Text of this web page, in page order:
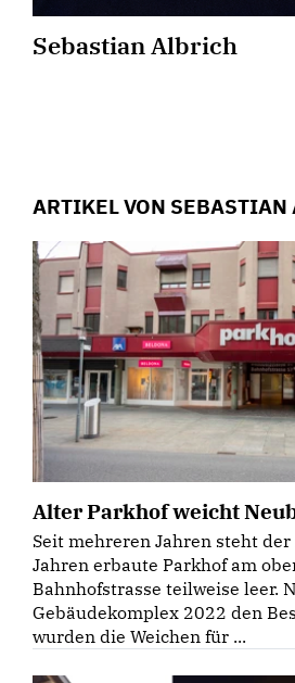
Sebastian Albrich
ARTIKEL VON SEBASTIAN
Alter Parkhof weicht
Seit mehreren Jahren steht
Jahren erbaute Parkhof am
Bahnhofstrasse teilweise leer.
Gebäudekomplex 2022 den
wurden die Weichen für ...